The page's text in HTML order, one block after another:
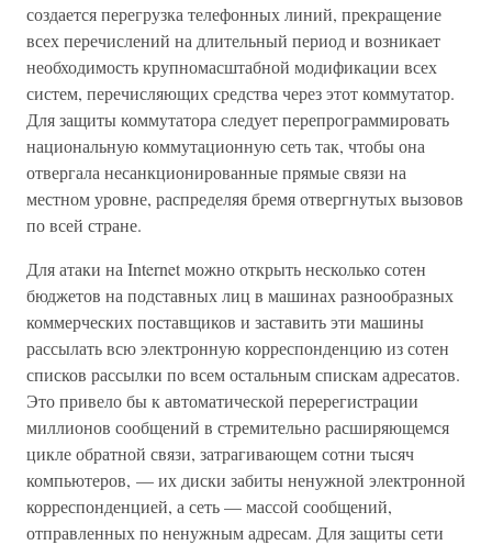
создается перегрузка телефонных линий, прекращение
всех перечислений на длительный период и возникает
необходимость крупномасштабной модификации всех
систем, перечисляющих средства через этот коммутатор.
Для защиты коммутатора следует перепрограммировать
национальную коммутационную сеть так, чтобы она
отвергала несанкционированные прямые связи на
местном уровне, распределяя бремя отвергнутых вызовов
по всей стране.
Для атаки на Internet можно открыть несколько сотен
бюджетов на подставных лиц в машинах разнообразных
коммерческих поставщиков и заставить эти машины
рассылать всю электронную корреспонденцию из сотен
списков рассылки по всем остальным спискам адресатов.
Это привело бы к автоматической перерегистрации
миллионов сообщений в стремительно расширяющемся
цикле обратной связи, затрагивающем сотни тысяч
компьютеров, — их диски забиты ненужной электронной
корреспонденцией, а сеть — массой сообщений,
отправленных по ненужным адресам. Для защиты сети